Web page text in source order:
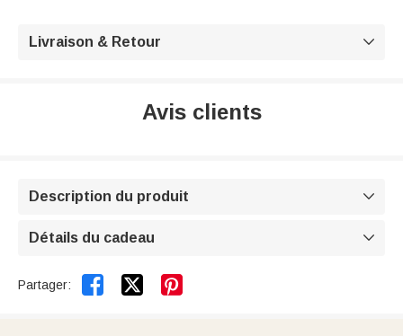
Livraison & Retour 
Avis clients
Description du produit 
Détails du cadeau 
Partager:  